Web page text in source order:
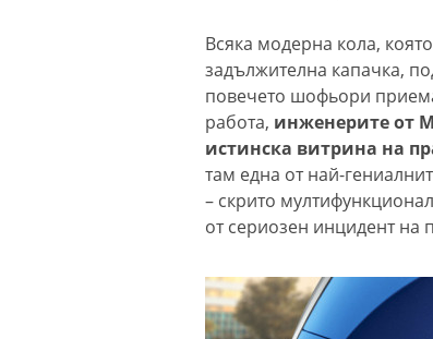
Всяка модерна кола,
задължителна капачка,
повечето шофьори
работа, инженерите от
истинска витрина на
там една от най-
– скрито
от сериозен инцидент на